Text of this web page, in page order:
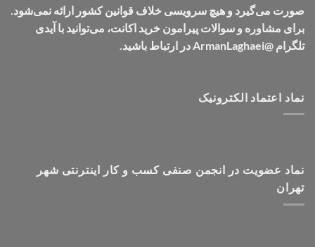
صورت می‌گیرد و هیچ سرویسی خلاف قوانین کشور ارائه نمی‌شود.
برای مشاوره و سوالات پیرامون خرید اکانت، می‌توانید با آیدی
تلگرام @ArmanLaghaei در ارتباط باشید.
نماد اعتماد الکترونیک
نماد عضویت در انجمن صنفی کسب و کار اینترنتی شهر
تهران